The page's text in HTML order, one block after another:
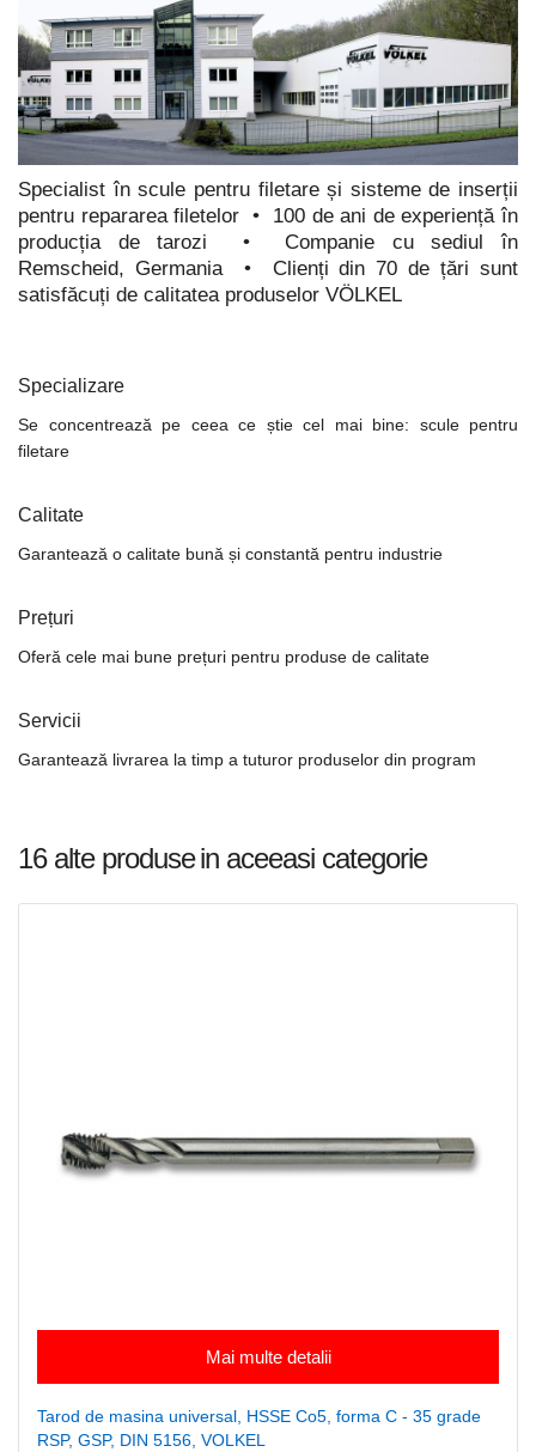
Specialist în scule pentru filetare și sisteme de inserții
pentru repararea filetelor• 100 de ani de experiență în
producția de tarozi •Companie cu sediul în
Remscheid, Germania •Clienți din 70 de țări sunt
satisfăcuți de calitatea produselor VÖLKEL
Specializare
Se concentrează pe ceea ce știe cel mai bine: scule pentru
filetare
Calitate
Garantează o calitate bună și constantă pentru industrie
Prețuri
Oferă cele mai bune prețuri pentru produse de calitate
Servicii
Garantează livrarea la timp a tuturor produselor din program
16 alte produsein aceeasi categorie
Mai multe detalii
Tarod de masina universal, HSSE Co5, forma C - 35 grade
RSP, GSP, DIN 5156, VOLKEL